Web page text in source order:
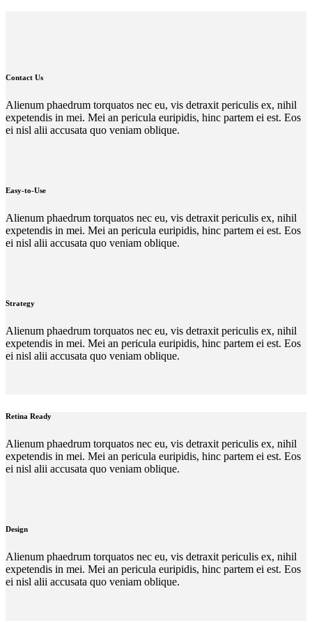
Contact Us
Alienum phaedrum torquatos nec eu, vis detraxit periculis ex, nihil
expetendis in mei. Mei an pericula euripidis, hinc partem ei est. Eos
ei nisl alii accusata quo veniam oblique.
Easy-to-Use
Alienum phaedrum torquatos nec eu, vis detraxit periculis ex, nihil
expetendis in mei. Mei an pericula euripidis, hinc partem ei est. Eos
ei nisl alii accusata quo veniam oblique.
Strategy
Alienum phaedrum torquatos nec eu, vis detraxit periculis ex, nihil
expetendis in mei. Mei an pericula euripidis, hinc partem ei est. Eos
ei nisl alii accusata quo veniam oblique.
Retina Ready
Alienum phaedrum torquatos nec eu, vis detraxit periculis ex, nihil
expetendis in mei. Mei an pericula euripidis, hinc partem ei est. Eos
ei nisl alii accusata quo veniam oblique.
Design
Alienum phaedrum torquatos nec eu, vis detraxit periculis ex, nihil
expetendis in mei. Mei an pericula euripidis, hinc partem ei est. Eos
ei nisl alii accusata quo veniam oblique.